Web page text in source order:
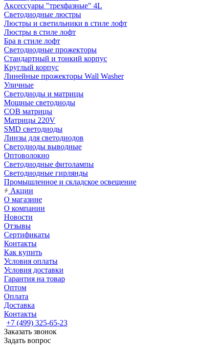
Аксессуары "трехфазные" 4L
Светодиодные люстры
Люстры и светильники в стиле лофт
Люстры в стиле лофт
Бра в стиле лофт
Светодиодные прожекторы
Стандартный и тонкий корпус
Круглый корпус
Линейные прожекторы Wall Washer
Уличные
Светодиоды и матрицы
Мощные светодиоды
COB матрицы
Матрицы 220V
SMD светодиоды
Линзы для светодиодов
Светодиоды выводные
Оптоволокно
Светодиодные фитолампы
Светодиодные гирлянды
Промышленное и складское освещение
Акции
О магазине
О компании
Новости
Отзывы
Сертификаты
Контакты
Как купить
Условия оплаты
Условия доставки
Гарантия на товар
Оптом
Оплата
Доставка
Контакты
+7 (499) 325-65-23
Заказать звонок
Задать вопрос